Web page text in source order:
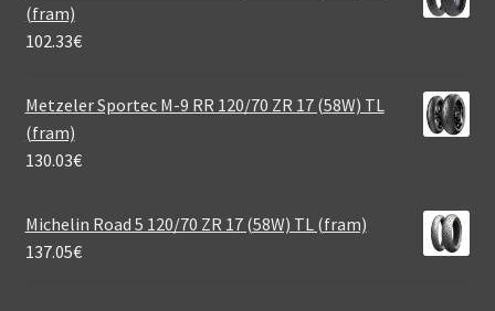
(fram)
102.33€
Metzeler Sportec M-9 RR 120/70 ZR 17 (58W) TL
(fram)
130.03€
Michelin Road 5 120/70 ZR 17 (58W) TL (fram)
137.05€